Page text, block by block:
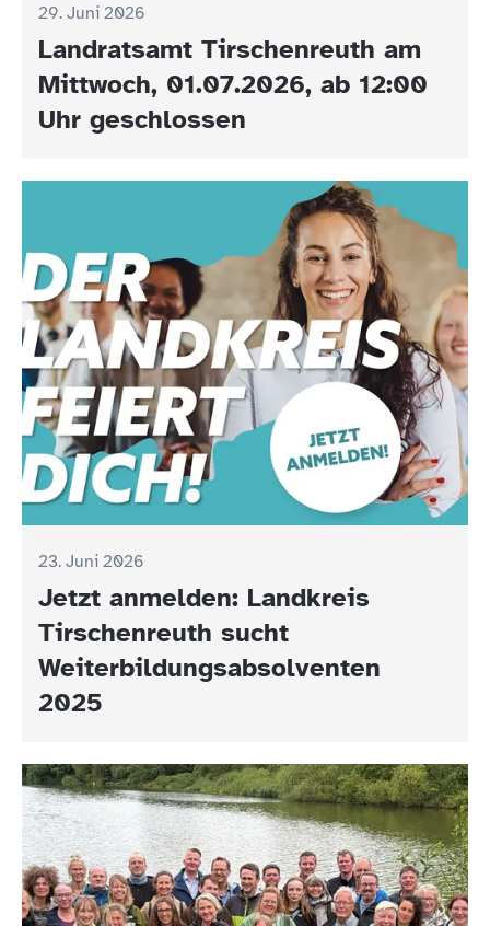
29. Juni 2026
Landratsamt Tirschenreuth am
Mittwoch, 01.07.2026, ab 12:00
Uhr geschlossen
23. Juni 2026
Jetzt anmelden: Landkreis
Tirschenreuth sucht
Weiterbildungsabsolventen
2025